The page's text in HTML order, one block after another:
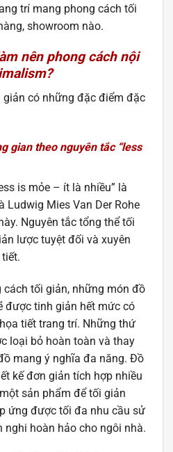
trí mang phong cách tối
showroom nào.
nên phong cách nội
giản có những đặc điểm đặc
gian theo nguyên tắc “less
is mỏe – ít là nhiều” là
Ludwig Mies Van Der Rohe
Nguyên tắc tổng thể tối
lược tuyệt đối và xuyên
cách tối giản, những món đồ
được tinh giản hết mức có
tiết trang trí. Những thứ
loại bỏ hoàn toàn và thay
mang ý nghĩa đa năng. Đồ
kế đơn giản tích hợp nhiều
sản phẩm để tối giản
ứng được tối đa nhu cầu sử
nghi hoàn hảo cho ngôi nhà.